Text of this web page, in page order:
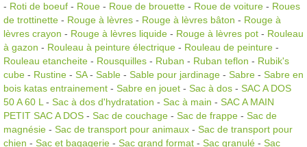
- Roti de boeuf - Roue - Roue de brouette - Roue de voiture - Roues
de trottinette - Rouge à lèvres - Rouge à lèvres bâton - Rouge à
lèvres crayon - Rouge à lèvres liquide - Rouge à lèvres pot - Rouleau
à gazon - Rouleau à peinture électrique - Rouleau de peinture -
Rouleau etancheite - Rousquilles - Ruban - Ruban teflon - Rubik's
cube - Rustine - SA- Sable - Sable pour jardinage - Sabre - Sabre en
bois katas entrainement - Sabre en jouet - Sac à dos - SAC A DOS
50 A 60 L - Sac à dos d'hydratation - Sac à main - SAC A MAIN
PETIT SAC A DOS - Sac de couchage - Sac de frappe - Sac de
magnésie - Sac de transport pour animaux - Sac de transport pour
chien - Sac et bagagerie - Sac grand format - Sac granulé - Sac